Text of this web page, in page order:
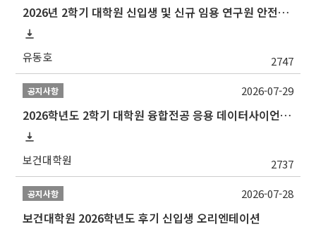
2026년 2학기 대학원 신입생 및 신규 임용 연구원 안전환경교육(신규교육) 실시 안내
유동호 2747
공지사항
2026학년도 2학기 대학원 융합전공 응용 데이터사이언스 선발 계획 알림
보건대학원 2737
2026-07-29
공지사항
보건대학원 2026학년도 후기 신입생 오리엔테이션
2026-07-28